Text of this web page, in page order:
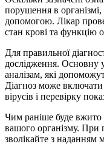
порушення в
допомогою. Лікар
стан крові та функцію
Для правильної
дослідження. Основну
аналізам, які
Діагноз може включати
вірусів і перевірку
Чим раніше буде вжито
вашого організму. При
зволікайте з наданням